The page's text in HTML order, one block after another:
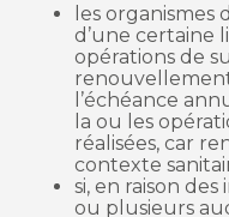
les organismes
d’une certaine
opérations de
l’échéance
la ou les
réalisées, car
contexte
si, en raison
ou plusieurs